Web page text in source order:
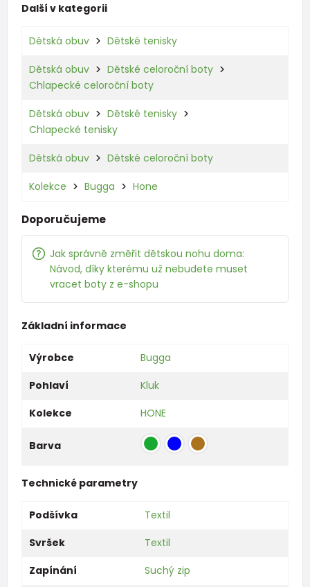
Další v kategorii
Dětská obuv Dětské tenisky
Dětská obuv
Dětské celoroční boty
Chlapecké celoroční boty
Dětská obuv
Dětské tenisky
Chlapecké tenisky
Dětská obuv Dětské celoroční boty
Kolekce Bugga Hone
Doporučujeme
Jak správně změřit dětskou nohu doma:
Návod, díky kterému už nebudete muset
vracet boty z e-shopu
Základní informace
Výrobce
Bugga
Pohlaví
Kluk
Kolekce
HONE
Barva
Technické parametry
Podšívka
Textil
Svršek
Textil
Zapínání
Suchý zip